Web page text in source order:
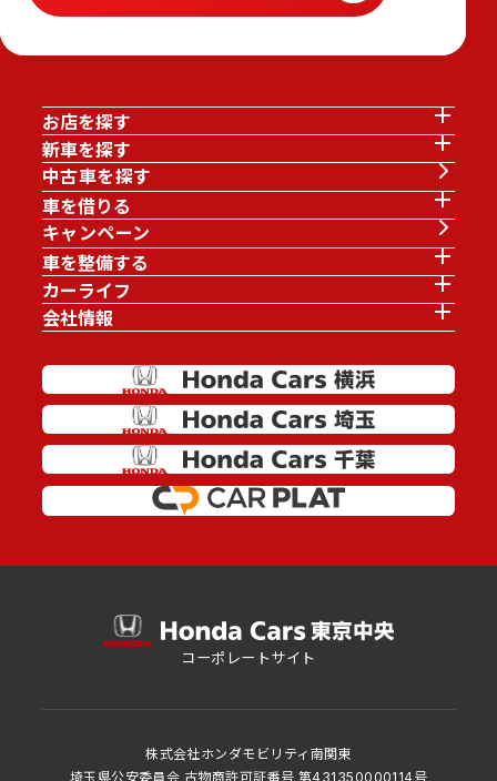
お店を探す
新車を探す
中古車を探す
車を借りる
キャンペーン
車を整備する
カーライフ
会社情報
コーポレートサイト
株式会社ホンダモビリティ南関東
埼玉県公安委員会 古物商許可証番号 第431350000114号